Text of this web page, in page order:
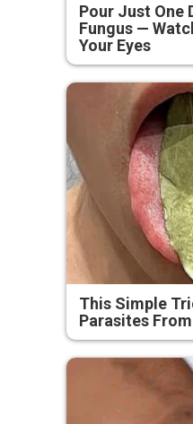
Pour Just One
Fungus —
Your Eyes
This Simple
Parasites